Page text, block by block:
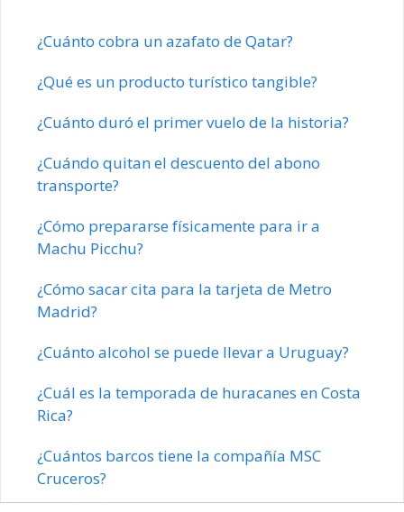
¿Cuánto cobra un azafato de Qatar?
¿Qué es un producto turístico tangible?
¿Cuánto duró el primer vuelo de la historia?
¿Cuándo quitan el descuento del abono
transporte?
¿Cómo prepararse físicamente para ir a
Machu Picchu?
¿Cómo sacar cita para la tarjeta de Metro
Madrid?
¿Cuánto alcohol se puede llevar a Uruguay?
¿Cuál es la temporada de huracanes en Costa
Rica?
¿Cuántos barcos tiene la compañía MSC
Cruceros?